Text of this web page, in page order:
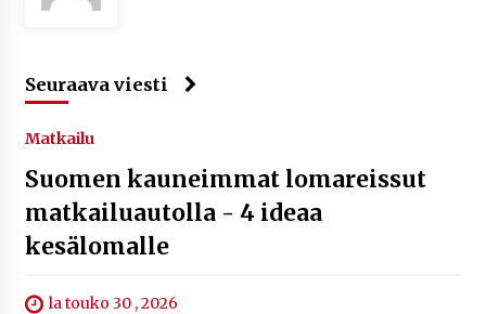
Seuraava viesti
Matkailu
Suomen kauneimmat lomareissut
matkailuautolla - 4 ideaa
kesälomalle
la touko 30 , 2026